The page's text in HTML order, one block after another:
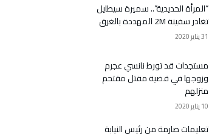
“المرأة الحديدية”.. سميرة سيطايل
تغادر سفينة 2M المهددة بالغرق
31 يناير 2020
مستجدات قد تورط نانسي عجرم
وزوجها في قضية مقتل مقتحم
منزلهم
10 يناير 2020
تعليمات صارمة من رئيس النيابة